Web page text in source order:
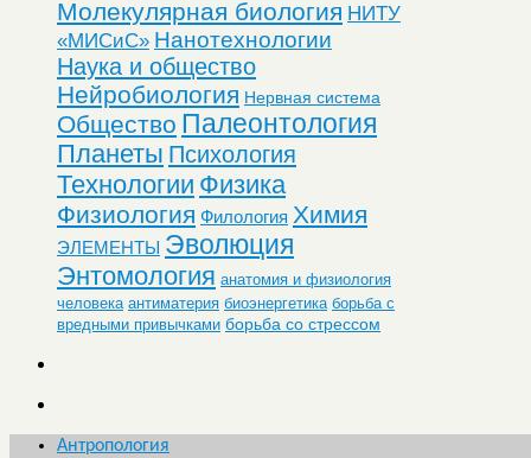
Молекулярная биология НИТУ
«МИСиС» Нанотехнологии
Наука и общество
Нейробиология Нервная система
Общество Палеонтология
Планеты Психология
Технологии Физика
Физиология Филология Химия
ЭЛЕМЕНТЫ Эволюция
Энтомология анатомия и физиология
человека антиматерия биоэнергетика борьба с
вредными привычками борьба со стрессом
Антропология